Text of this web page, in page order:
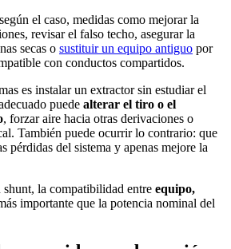
el caso, medidas como mejorar la
revisar el falso techo, asegurar la
secas o sustituir un equipo antiguo por
con conductos compartidos.
es instalar un extractor sin estudiar el
puede alterar el tiro o el
, forzar aire hacia otras derivaciones o
También puede ocurrir lo contrario: que
pérdidas del sistema y apenas mejore la
shunt, la compatibilidad entre equipo,
importante que la potencia nominal del